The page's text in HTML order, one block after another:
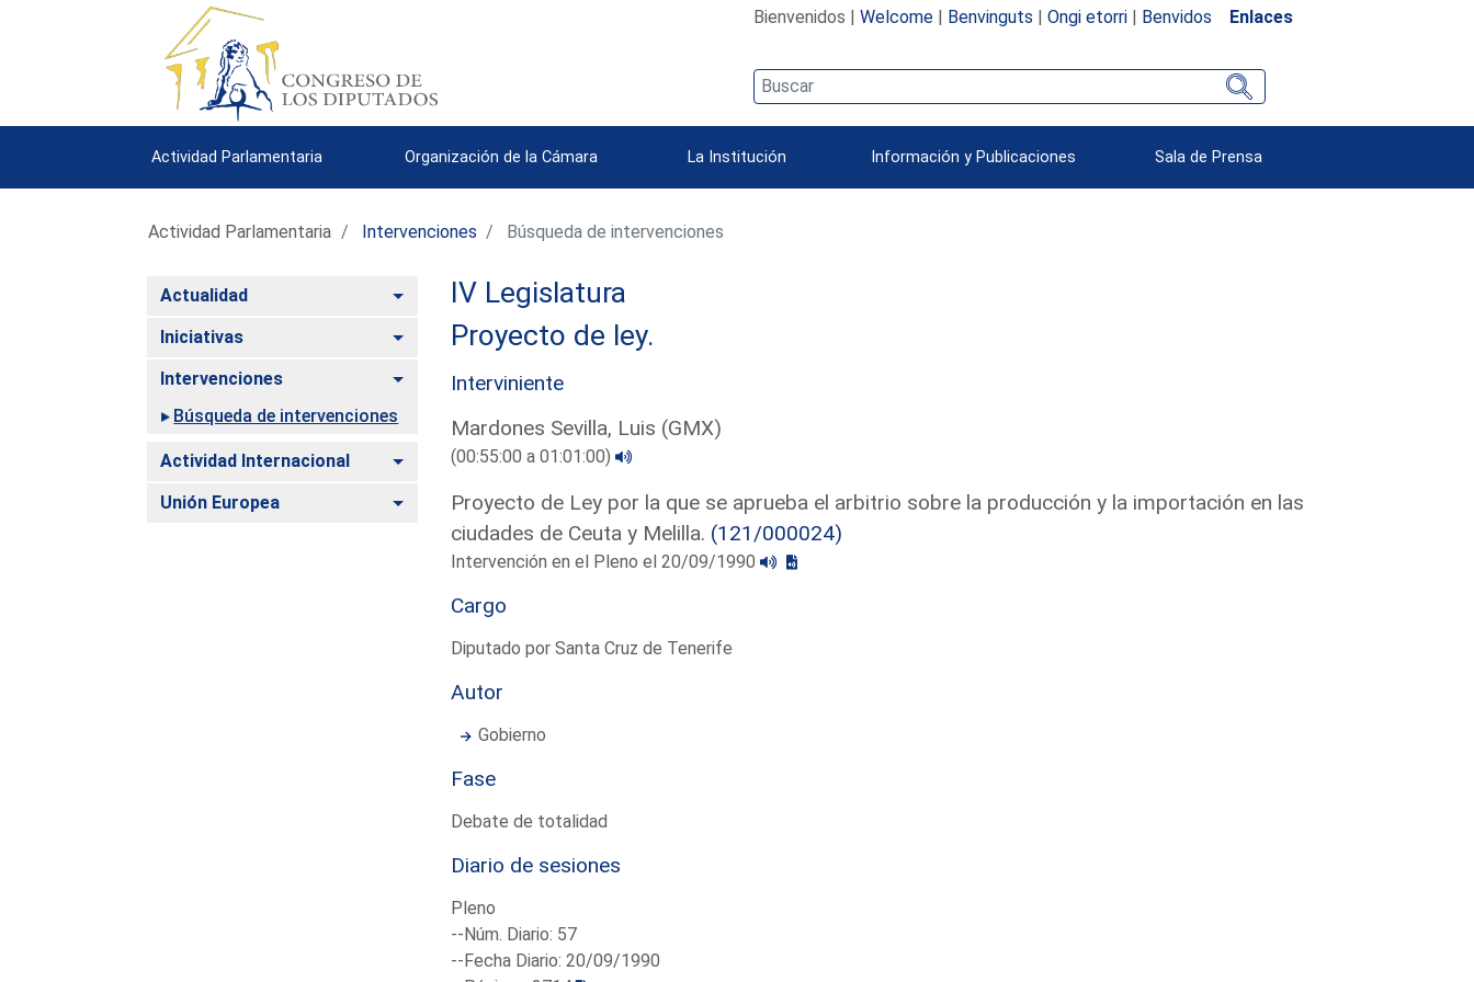
Bienvenidos | Welcome| Benvinguts | Ongi etorri| Benvidos Enlaces
Actividad Parlamentaria Organización de la Cámara La Institución Información y Publicaciones Sala de Prensa
Actividad Parlamentaria Intervenciones Búsqueda de intervenciones
Actualidad Alternar
Iniciativas Alternar
Intervenciones
Alternar
Búsqueda de intervenciones
Actividad Internacional Alternar
Unión Europea Alternar
IV Legislatura
Proyecto de ley.
Interviniente
Mardones Sevilla, Luis (GMX)
(00:55:00 a 01:01:00)
Proyecto de Ley por la que se aprueba el arbitrio sobre la producción y la importación en las
ciudades de Ceuta y Melilla. (121/000024)
Intervención en el Pleno el 20/09/1990
Cargo
Diputado por Santa Cruz de Tenerife
Autor
Gobierno
Fase
Debate de totalidad
Diario de sesiones
Pleno
--Núm. Diario: 57
--Fecha Diario: 20/09/1990